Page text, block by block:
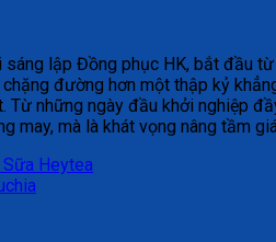
sáng lập Đồng phục HK, bắt đầu
đường hơn một thập kỷ
Từ những ngày đầu khởi nghiệp
may, mà là khát vọng nâng tầm
Heytea